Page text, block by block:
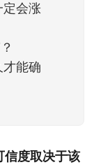
定会涨
能确
信度取决于该